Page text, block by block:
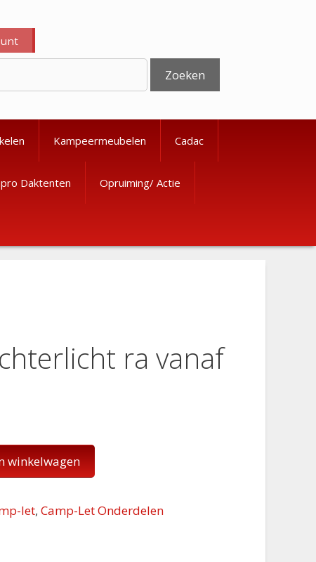
Zoeken
Kampeermeubelen Cadac
Daktenten Opruiming/ Actie
ra vanaf
winkelwagen
let,Camp-Let Onderdelen